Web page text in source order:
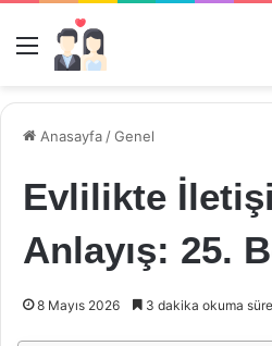
Menü
Anasayfa /Genel
Evlilikte
Anlayış: 25.
8 Mayıs 2026 3 dakika okuma